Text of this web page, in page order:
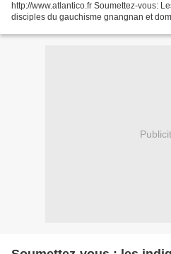
http://www.atlantico.fr Soumettez-vous:
disciples du gauchisme gnangnan et